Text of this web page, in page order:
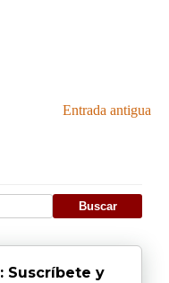
Entrada antigua
: Suscríbete y